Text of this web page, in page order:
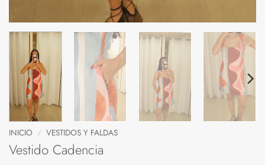
INICIO / VESTIDOS Y FALDAS
Vestido Cadencia